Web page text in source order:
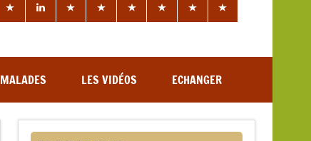
MALADES LES VIDÉOS ECHANGER